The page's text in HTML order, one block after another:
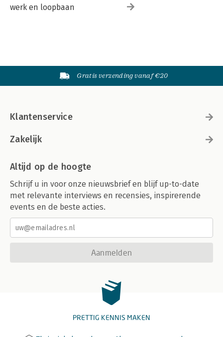
werk en loopbaan
Gratis verzending vanaf €20
Klantenservice
Zakelijk
Altijd op de hoogte
Schrijf u in voor onze nieuwsbrief en blijf up-to-date
met relevante interviews en recensies, inspirerende
events en de beste acties.
Aanmelden
PRETTIG KENNIS MAKEN